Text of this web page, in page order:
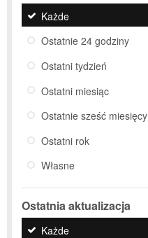
Każde
Ostatnie 24 godziny
Ostatni tydzień
Ostatni miesiąc
Ostatnie sześć miesięcy
Ostatni rok
Własne
Ostatnia aktualizacja
Każde